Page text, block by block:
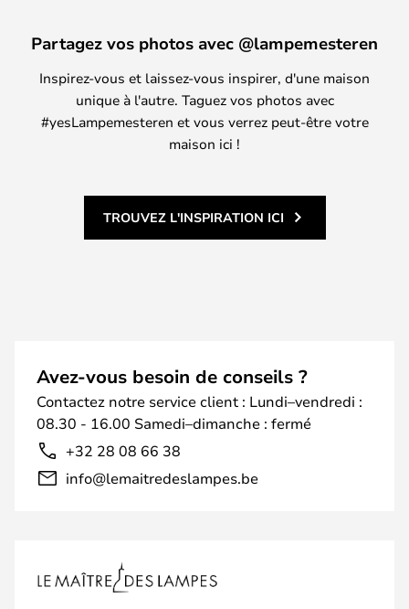
Partagez vos photos avec @lampemesteren
Inspirez-vous et laissez-vous inspirer, d'une maison
unique à l'autre. Taguez vos photos avec
#yesLampemesteren et vous verrez peut-être votre
maison ici !
TROUVEZ L'INSPIRATION ICI
Avez-vous besoin de conseils ?
Contactez notre service client : Lundi–vendredi :
08.30 - 16.00 Samedi–dimanche : fermé
+32 28 08 66 38
info@lemaitredeslampes.be